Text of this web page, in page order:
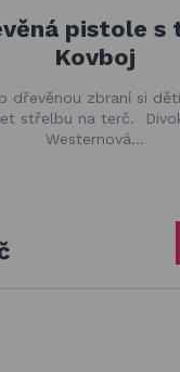
pistole s
Kovboj
dřevěnou zbraní si
střelbu na terč.
Westernová…